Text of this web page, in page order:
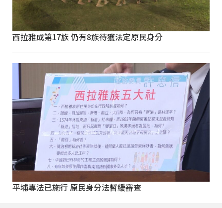
西拉雅成第17族 仍有8族待獲法定原民身分
平埔專法已施行 原民身分法暫緩審查